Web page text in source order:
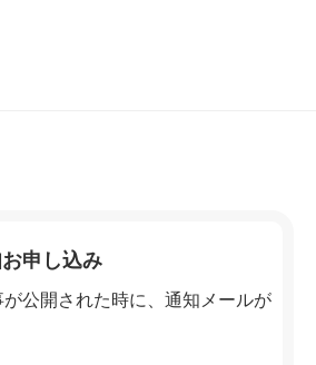
申し込み
公開された時に、通知メールが